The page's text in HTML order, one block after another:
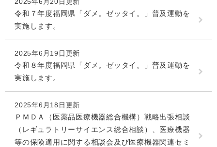
2025年6月20日更新
令和７年度福岡県「ダメ。ゼッタイ。」普及運動を
実施します。
2025年6月19日更新
令和８年度福岡県「ダメ。ゼッタイ。」普及運動を
実施します。
2025年6月18日更新
ＰＭＤＡ（医薬品医療機器総合機構）戦略出張相談
（レギュラトリーサイエンス総合相談）、医療機器
等の保険適用に関する相談会及び医療機器関連セミ